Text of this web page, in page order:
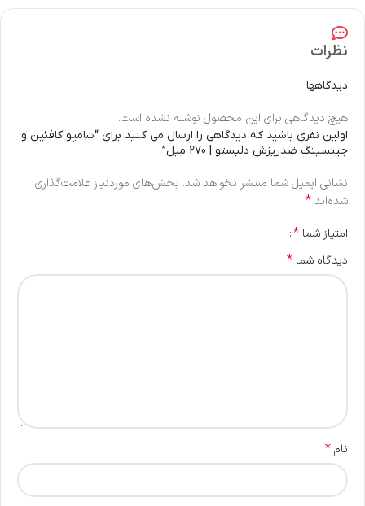
نظرات
دیدگاهها
هیچ دیدگاهی برای این محصول نوشته نشده است.
اولین نفری باشید که دیدگاهی را ارسال می کنید برای “شامپو کافئین و
جینسینگ ضدریزش دلبستو | 270 میل”
نشانی ایمیل شما منتشر نخواهد شد. بخش‌های موردنیاز علامت‌گذاری
شده‌اند*
امتیاز شما *
دیدگاه شما *
نام*